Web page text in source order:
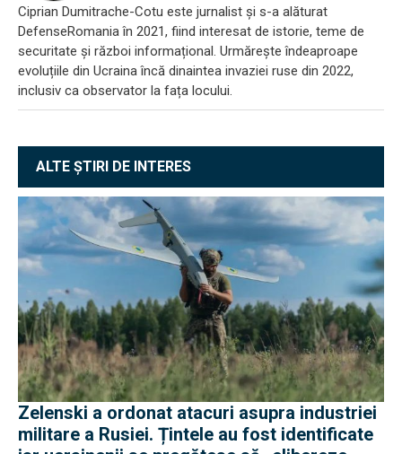
Ciprian Dumitrache-Cotu este jurnalist și s-a alăturat
DefenseRomania în 2021, fiind interesat de istorie, teme de
securitate și război informațional. Urmărește îndeaproape
evoluțiile din Ucraina încă dinaintea invaziei ruse din 2022,
inclusiv ca observator la fața locului.
ALTE ȘTIRI DE INTERES
Zelenski a ordonat atacuri asupra industriei
militare a Rusiei. Țintele au fost identificate